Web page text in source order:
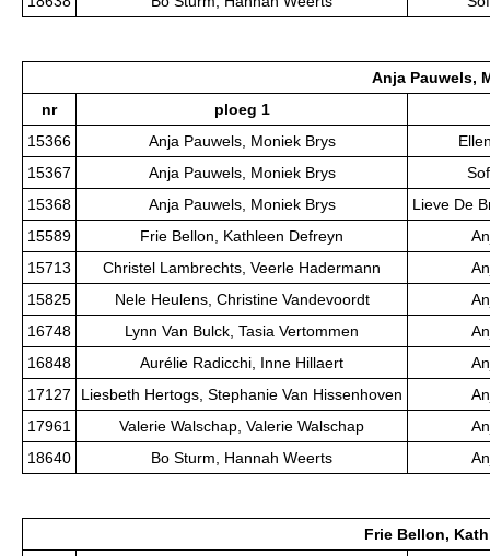
Anja Pauwels,
nr
ploeg 1
15366
Anja Pauwels, Moniek Brys
15367
Anja Pauwels, Moniek Brys
15368
Anja Pauwels, Moniek Brys
Lieve De
15589
Frie Bellon, Kathleen Defreyn
15713
Christel Lambrechts, Veerle Hadermann
15825
Nele Heulens, Christine Vandevoordt
16748
Lynn Van Bulck, Tasia Vertommen
16848
Aurélie Radicchi, Inne Hillaert
17127
Liesbeth Hertogs, Stephanie Van Hissenhoven
17961
Valerie Walschap, Valerie Walschap
18640
Bo Sturm, Hannah Weerts
Frie Bellon,